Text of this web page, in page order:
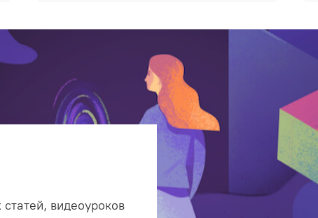
видеоуроков